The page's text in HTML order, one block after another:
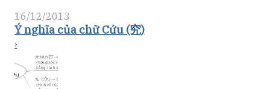
16/12/2013
Ý nghĩa của chữ Cứu (究)
›